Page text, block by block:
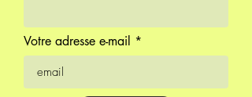
Votre adresse e-mail